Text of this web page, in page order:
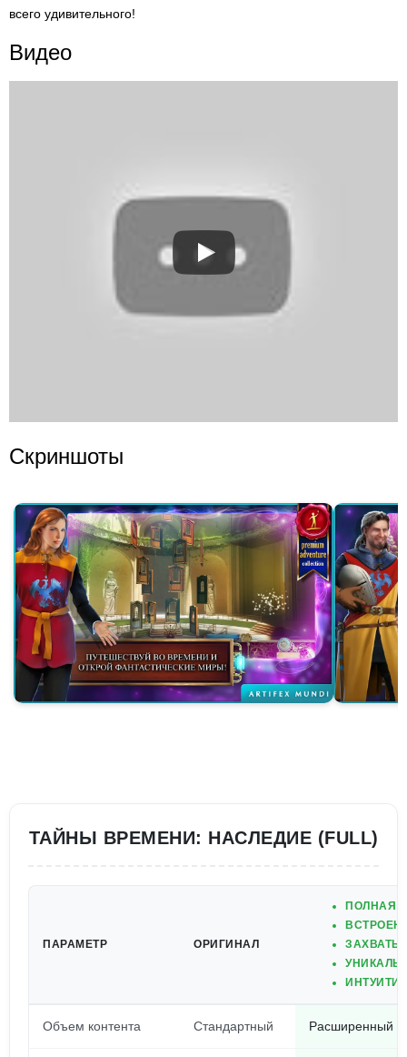
всего удивительного!
Видео
Скриншоты
ТАЙНЫ ВРЕМЕНИ: НАСЛЕДИЕ (FULL)
ПАРАМЕТР ОРИГИНАЛ
ПОЛНАЯ
Объем контента Стандартный Расширенный